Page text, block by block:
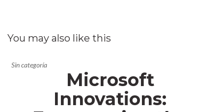
You may also like this
Sin categoría
Microsoft
Innovations: